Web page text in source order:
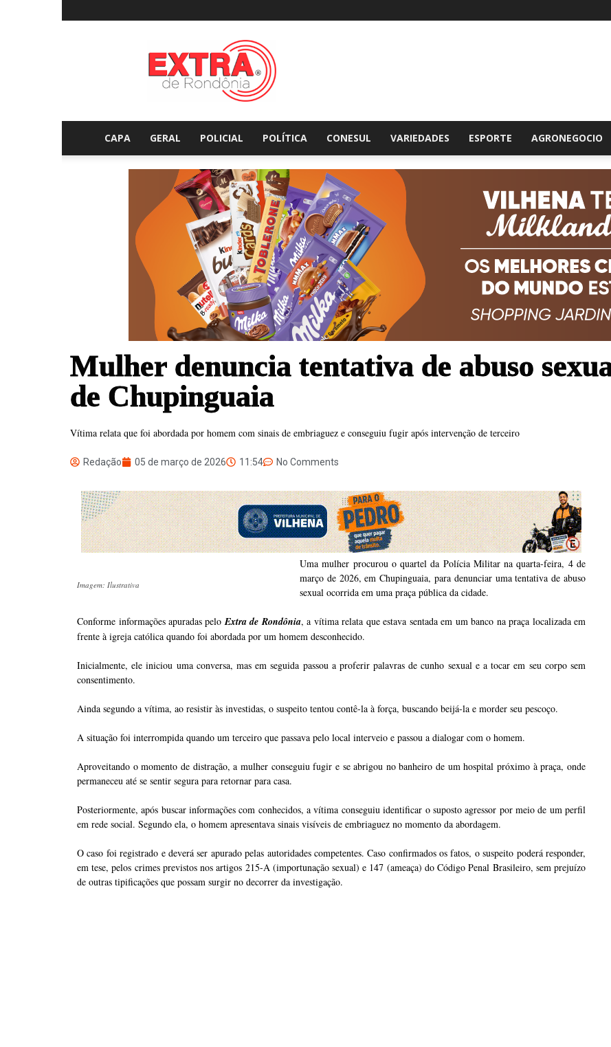
Extraderondonia.com.br
CAPA GERAL POLICIAL POLÍTICA CONESUL VARIEDADES ESPORTE AGRONEGOCIO
Mulher denuncia tentativa de abuso
de Chupinguaia
Vítima relata que foi abordada por homem com sinais de embriaguez e conseguiu fugir após intervenção de terceiro
Redação 05 de março de 2026 11:54 No Comments
Imagem: Ilustrativa
Uma mulher procurou o quartel da Polícia Militar na quarta-feira, 4 de
março de 2026, em Chupinguaia, para denunciar uma tentativa de abuso
sexual ocorrida em uma praça pública da cidade.
Conforme informações apuradas peloExtra de Rondônia, a vítima relata que estava sentada em um banco na praça localizada em
frente à igreja católica quando foi abordada por um homem desconhecido.
Inicialmente, ele iniciou uma conversa, mas em seguida passou a proferir palavras de cunho sexual e a tocar em seu corpo sem
consentimento.
Ainda segundo a vítima, ao resistir às investidas, o suspeito tentou contê-la à força, buscando beijá-la e morder seu pescoço.
A situação foi interrompida quando um terceiro que passava pelo local interveio e passou a dialogar com o homem.
Aproveitando o momento de distração, a mulher conseguiu fugir e se abrigou no banheiro de um hospital próximo à praça, onde
permaneceu até se sentir segura para retornar para casa.
Posteriormente, após buscar informações com conhecidos, a vítima conseguiu identificar o suposto agressor por meio de um perfil
em rede social. Segundo ela, o homem apresentava sinais visíveis de embriaguez no momento da abordagem.
O caso foi registrado e deverá ser apurado pelas autoridades competentes. Caso confirmados os fatos, o suspeito poderá responder,
em tese, pelos crimes previstos nos artigos 215-A (importunação sexual) e 147 (ameaça) do Código Penal Brasileiro, sem prejuízo
de outras tipificações que possam surgir no decorrer da investigação.